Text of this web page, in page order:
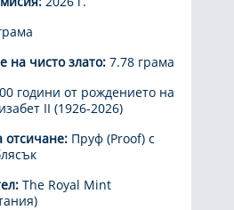
на чисто злато: 7.78 грама
години от рождението на
II (1926-2026)
отсичане: Пруф (Proof) с
The Royal Mint